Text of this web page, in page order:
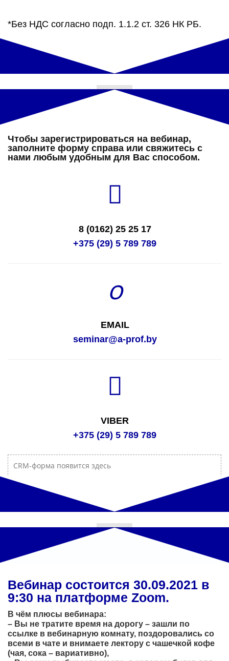
*Без НДС согласно подп. 1.1.2 ст. 326 НК РБ.
Чтобы зарегистрироваться на вебинар,
заполните форму справа или свяжитесь с
нами любым удобным для Вас способом.
8 (0162) 25 25 17
+375 (29) 5 789 789
EMAIL
seminar@a-prof.by
VIBER
+375 (29) 5 789 789
CRM-форма появится здесь
Вебинар состоится 30.09.2021 в
9:30 на платформе Zoom.
В чём плюсы вебинара:
– Вы не тратите время на дорогу – зашли по
ссылке в вебинарную комнату, поздоровались со
всеми в чате и внимаете лектору с чашечкой кофе
(чая, сока – вариативно),